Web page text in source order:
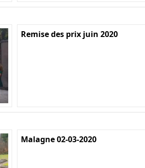
Remise des prix juin 2020
Malagne 02-03-2020